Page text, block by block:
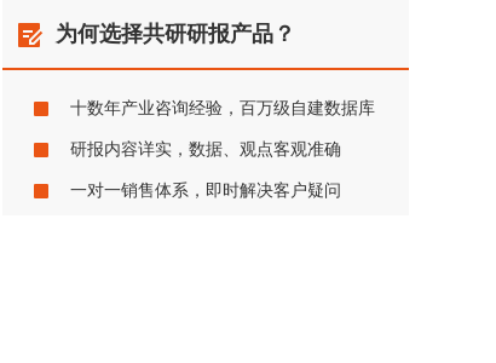
为何选择共研研报产品？
十数年产业咨询经验，百万级自建数据库
研报内容详实，数据、观点客观准确
一对一销售体系，即时解决客户疑问